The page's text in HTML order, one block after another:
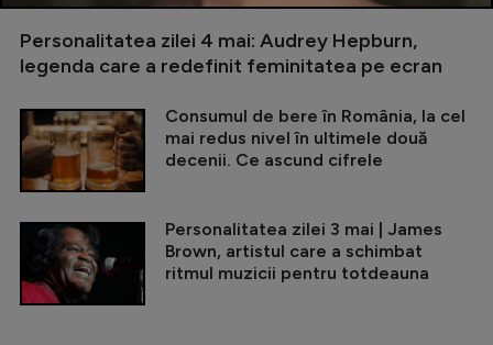
Personalitatea zilei 4 mai: Audrey Hepburn,
legenda care a redefinit feminitatea pe ecran
Consumul de bere în România, la cel
mai redus nivel în ultimele două
decenii. Ce ascund cifrele
Personalitatea zilei 3 mai | James
Brown, artistul care a schimbat
ritmul muzicii pentru totdeauna